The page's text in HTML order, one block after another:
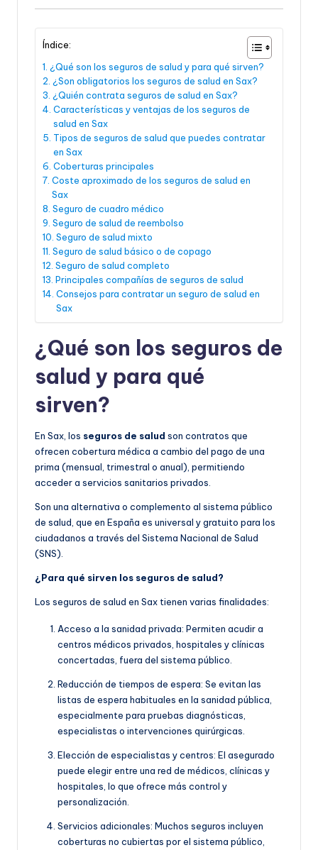
Índice:
¿Qué son los seguros de salud y para qué sirven?
¿Son obligatorios los seguros de salud en Sax?
¿Quién contrata seguros de salud en Sax?
Características y ventajas de los seguros de
salud en Sax
Tipos de seguros de salud que puedes contratar
en Sax
Coberturas principales
Coste aproximado de los seguros de salud en
Sax
Seguro de cuadro médico
Seguro de salud de reembolso
Seguro de salud mixto
Seguro de salud básico o de copago
Seguro de salud completo
Principales compañías de seguros de salud
Consejos para contratar un seguro de salud en
Sax
¿Qué son los seguros de
salud y para qué
sirven?
En Sax, los seguros de salud son contratos que
ofrecen cobertura médica a cambio del pago de una
prima (mensual, trimestral o anual), permitiendo
acceder a servicios sanitarios privados.
Son una alternativa o complemento al sistema público
de salud, que en España es universal y gratuito para los
ciudadanos a través del Sistema Nacional de Salud
(SNS).
¿Para qué sirven los seguros de salud?
Los seguros de salud en Sax tienen varias finalidades:
Acceso a la sanidad privada: Permiten acudir a
centros médicos privados, hospitales y clínicas
concertadas, fuera del sistema público.
Reducción de tiempos de espera: Se evitan las
listas de espera habituales en la sanidad pública,
especialmente para pruebas diagnósticas,
especialistas o intervenciones quirúrgicas.
Elección de especialistas y centros: El asegurado
puede elegir entre una red de médicos, clínicas y
hospitales, lo que ofrece más control y
personalización.
Servicios adicionales: Muchos seguros incluyen
coberturas no cubiertas por el sistema público,